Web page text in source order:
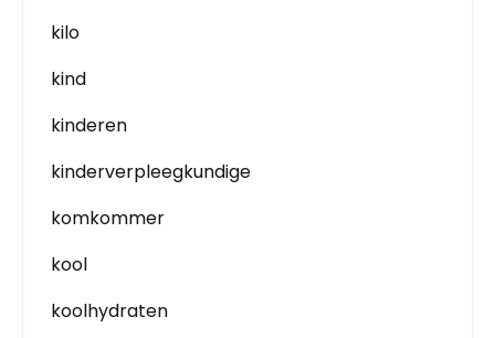
kilo
kind
kinderen
kinderverpleegkundige
komkommer
kool
koolhydraten